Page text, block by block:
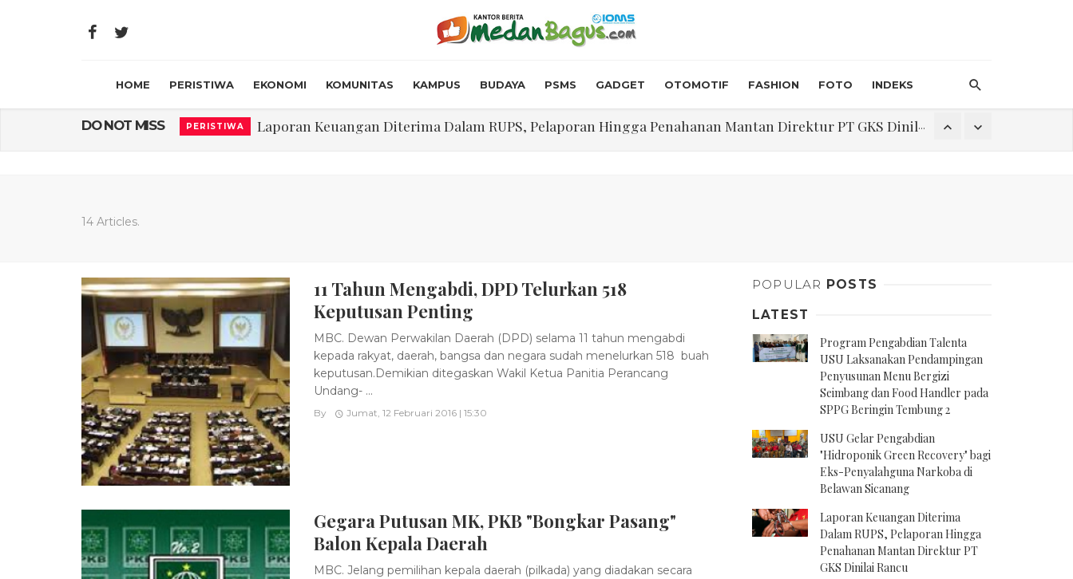
HOME PERISTIWA EKONOMI KOMUNITAS KAMPUS BUDAYA PSMS GADGET OTOMOTIF FASHION FOTO INDEKS
DO NOT MISS PERISTIWA Laporan Keuangan Diterima Dalam RUPS, Pelaporan Hingga Penahanan Mantan Direktur PT GKS Dinilai Rancu
PERISTIWA USU Gelar Pengabdian "Hidroponik Green Recovery" bagi Eks-Penyalahguna Narkoba di Belawan Sicanang
14 Articles.
11 Tahun Mengabdi, DPD Telurkan 518
Keputusan Penting
MBC. Dewan Perwakilan Daerah (DPD) selama 11 tahun mengabdi
kepada rakyat, daerah, bangsa dan negara sudah menelurkan 518 buah
keputusan.Demikian ditegaskan Wakil Ketua Panitia Perancang
Undang- ...
By Jumat, 12 Februari 2016 | 15:30
Gegara Putusan MK, PKB "Bongkar Pasang"
Balon Kepala Daerah
MBC. Jelang pemilihan kepala daerah (pilkada) yang diadakan secara
POPULAR POSTS
LATEST
Program Pengabdian Talenta
USU Laksanakan Pendampingan
Penyusunan Menu Bergizi
Seimbang dan Food Handler pada
SPPG Beringin Tembung 2
USU Gelar Pengabdian
"Hidroponik Green Recovery" bagi
Eks-Penyalahguna Narkoba di
Belawan Sicanang
Laporan Keuangan Diterima
Dalam RUPS, Pelaporan Hingga
Penahanan Mantan Direktur PT
GKS Dinilai Rancu